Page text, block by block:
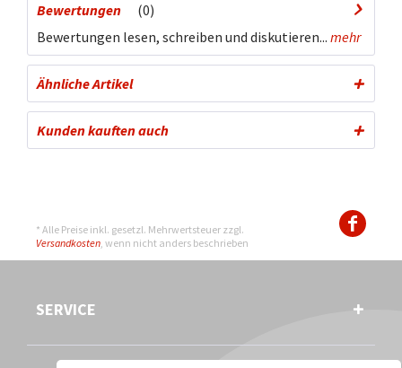
Bewertungen
0
Bewertungen lesen, schreiben und diskutieren... mehr
Ähnliche Artikel
Kunden kauften auch
* Alle Preise inkl. gesetzl. Mehrwertsteuer zzgl.
Versandkosten, wenn nicht anders beschrieben
SERVICE